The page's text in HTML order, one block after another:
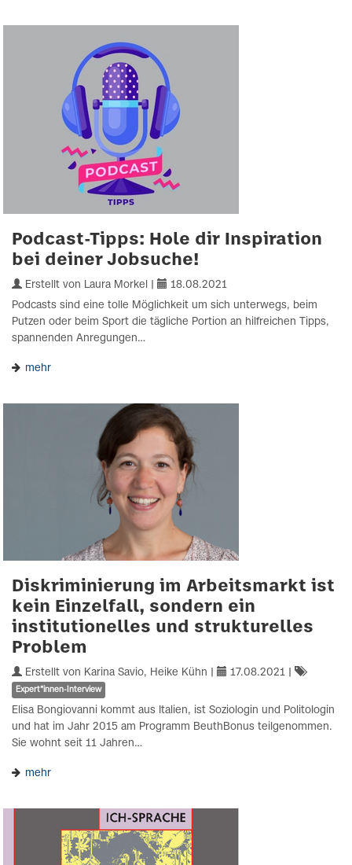
Podcast-Tipps: Hole dir Inspiration
bei deiner Jobsuche!
Erstellt von Laura Morkel |
18.08.2021
Podcasts sind eine tolle Möglichkeit um sich unterwegs, beim
Putzen oder beim Sport die tägliche Portion an hilfreichen Tipps,
spannenden Anregungen…
mehr
Diskriminierung im Arbeitsmarkt ist
kein Einzelfall, sondern ein
institutionelles und strukturelles
Problem
Erstellt von Karina Savio, Heike Kühn | 17.08.2021
Expert*innen-Interview
Elisa Bongiovanni kommt aus Italien, ist Soziologin und Politologin
und hat im Jahr 2015 am Programm BeuthBonus teilgenommen.
Sie wohnt seit 11 Jahren…
mehr